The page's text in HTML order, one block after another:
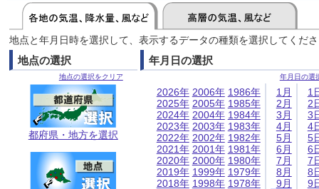
地点と年月日時を選択して、表示するデータの種類を選択してくだ
地点の選択
地点の選択をクリア
都府県・地方を選択
年月日の選択
年月日の選
2026年
2025年
2024年
2023年
2022年
2021年
2020年
2019年
2018年
2006年
2005年
2004年
2003年
2002年
2001年
2000年
1999年
1998年
1986年
1985年
1984年
1983年
1982年
1981年
1980年
1979年
1978年
1月
2月
3月
4月
5月
6月
7月
8月
9月
1
2
3
4
5
6
7
8
9